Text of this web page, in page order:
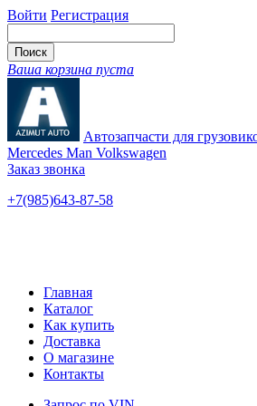
Войти Регистрация
Ваша корзина пуста
Автозапчасти для
Mercedes Man Volkswagen
Заказ звонка
+7(985)643-87-58
Главная
Каталог
Как купить
Доставка
О магазине
Контакты